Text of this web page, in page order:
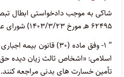
۶۲۴۹۵ هـ مورخ ۱۴۰۳/۳/۲۳) شورای عالی بیمه را خواستار شده و در جهت تبیین خواسته به طور خلاصه اعلام کرده است که:
اسلامی: «اشخاص ثالث زیان دیده
تأمین خسارت های بدنی مراجعه